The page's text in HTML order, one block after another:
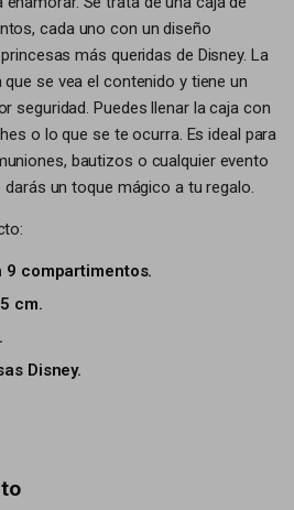
cada uno con un diseño
más queridas de Disney. La
se vea el contenido y tiene un
seguridad. Puedes llenar la caja con
o lo que se te ocurra. Es ideal para
bautizos o cualquier evento
un toque mágico a tu regalo.
9 compartimentos.
cm.
Disney.